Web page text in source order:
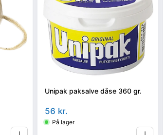
Unipak paksalve dåse 360 gr.
56 kr.
På lager